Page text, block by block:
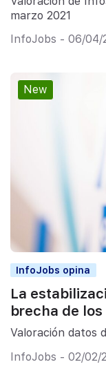
marzo 2021
InfoJobs - 06/04/
New
InfoJobs opina
La
brecha de
Valoración datos
InfoJobs - 02/02/